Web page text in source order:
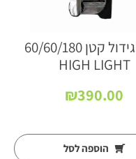
אוהל גידול קטן 60/60/180
HIGH LIGHT
₪390.00
הוספה לסל